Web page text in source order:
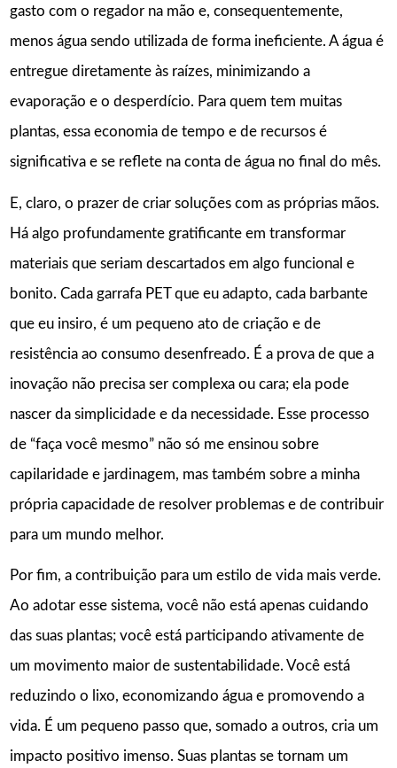
gasto com o regador na mão e, consequentemente,
menos água sendo utilizada de forma ineficiente. A água é
entregue diretamente às raízes, minimizando a
evaporação e o desperdício. Para quem tem muitas
plantas, essa economia de tempo e de recursos é
significativa e se reflete na conta de água no final do mês.
E, claro, o prazer de criar soluções com as próprias mãos.
Há algo profundamente gratificante em transformar
materiais que seriam descartados em algo funcional e
bonito. Cada garrafa PET que eu adapto, cada barbante
que eu insiro, é um pequeno ato de criação e de
resistência ao consumo desenfreado. É a prova de que a
inovação não precisa ser complexa ou cara; ela pode
nascer da simplicidade e da necessidade. Esse processo
de “faça você mesmo” não só me ensinou sobre
capilaridade e jardinagem, mas também sobre a minha
própria capacidade de resolver problemas e de contribuir
para um mundo melhor.
Por fim, a contribuição para um estilo de vida mais verde.
Ao adotar esse sistema, você não está apenas cuidando
das suas plantas; você está participando ativamente de
um movimento maior de sustentabilidade. Você está
reduzindo o lixo, economizando água e promovendo a
vida. É um pequeno passo que, somado a outros, cria um
impacto positivo imenso. Suas plantas se tornam um